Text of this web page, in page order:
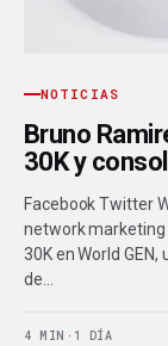
NOTICIAS
Bruno
30K y
Facebook Twitter
network marketing
30K en World
de…
4 MIN · 1 DÍA